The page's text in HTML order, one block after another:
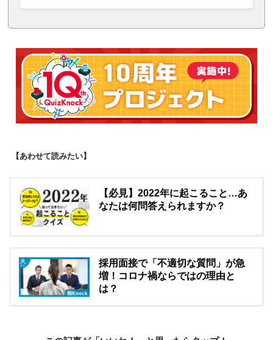
【あわせて読みたい】
【必見】2022年に起こること…あ
なたは何問答えられますか？
採用面接で「不適切な質問」が急
増！コロナ禍ならではの理由と
は？